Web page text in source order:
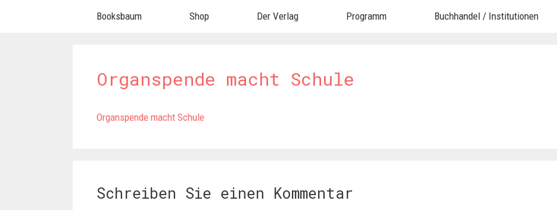
Booksbaum Shop Der Verlag Programm Buchhandel / Institutionen
Organspende macht Schule
Organspende macht Schule
Schreiben Sie einen Kommentar